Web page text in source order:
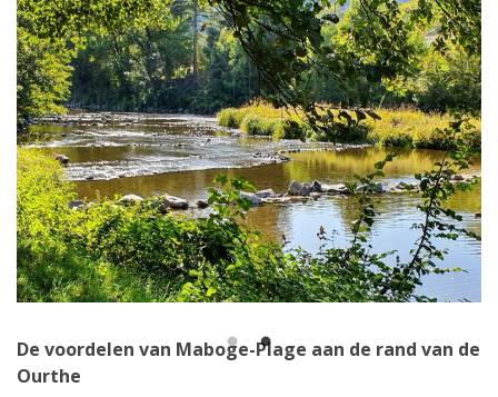
1 2
De voordelen van Maboge-Plage aan de rand van de
Ourthe